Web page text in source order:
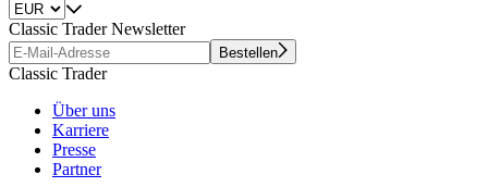
Classic Trader Newsletter
Bestellen
Classic Trader
Über uns
Karriere
Presse
Partner